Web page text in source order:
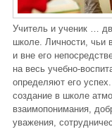
Учитель и ученик …
школе. Личности, чьи
и вне его
на весь учебно-
определяют его
создание в школе
взаимопонимания,
уважения,